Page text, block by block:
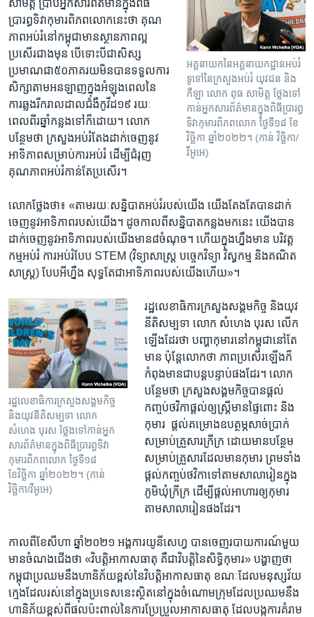
អគ្គនាយក​នៃ​អគ្គនាយកដ្ឋាន​អប់រំ​
ទូទៅ​នៃ​ក្រសួង​អប់រំ​ យុវជន និង​
កីឡា លោក ពុធ សាមិត្ត ថ្លែង​ទៅ​
កាន់​អ្នកសារព័ត៌មាន​ក្នុង​ពិធី​ប្រារព្ធ​
ទិវា​កុមារ​ពិភពលោក ថ្ងៃទី​១៨ ខែ​
វិច្ឆិកា ឆ្នាំ​២០២២។ (កាន់ វិច្ឆិកា/
វីអូអេ)
សាមិត្ត ប្រាប់​អ្នក​សារព័ត៌មានក្នុង​ពិធី
ប្រារព្ធ​ទិវា​កុមារ​ពិភព​លោកនេះ​ថា គុណ
ភាពអប់រំ​នៅ​កម្ពុជា​មាន​ស្ថានភាព​ល្អ​
ប្រសើរ​ជាង​មុន បើទោះ​បី​ជា​សិស្ស​
ប្រមាណ​ជា​៥០​ភាគ​រយ​មិនបាន​ទទួល​ការ​
សិក្សា​តាម​អនឡាញ​ក្នុង​អំឡុង​ពេល​នៃ​
ការ​ឆ្លងរីក​រាល​ដាល​ជំងឺ​កូវីដ​១៩ រយៈ
ពេល​ពីរ​ឆ្នាំ​កន្លង​ទៅ​ក៏​ដោយ។​ លោក​
បន្ថែម​ថា ក្រសួង​អប់រំ​តែង​ដាក់​ចេញនូវ​
អាទិភាព​សម្រាប់​ការអប់រំ ដើម្បី​ជំរុញ​
គុណភាព​អប់រំ​កាន់​តែប្រសើរ។
លោក​ថ្លែង​ថា៖ «តាមរយៈ​សន្និបាត​អប់រំ​របស់​យើង យើង​តែងតែ​បានដាក់​
ចេញ​នូវ​អាទិភាព​របស់​យើង។​ ដូច​កាល​ពីសន្និបាត​កន្លង​មក​នេះ​ យើង​បាន​
ដាក់​ចេញ​នូវ​អាទិភាព​របស់​យើងមាន​៨​ចំណុច។ ហើយ​ក្នុង​ហ្នឹង​មាន​ បរិវត្ត
កម្ម​អប់រំ​ ការ​អប់រំ​បែប​ STEM (វិទ្យាសាស្រ្ត បច្ចេកវិទ្យា វិស្វកម្ម និង​គណិត
សាស្រ្ត) បែប​អីហ្នឹង សុទ្ធ​តែ​ជាអាទិភាព​របស់​យើង​ហើយ»។
រដ្ឋលេខាធិការ​ក្រសួង​សង្គម​កិច្ច
និង​យុវនីតិសម្បទា លោក​
សំហេង បុរស ថ្លែង​ទៅ​កាន់​អ្នក
សារព័ត៌មាន​ក្នុង​ពិធី​ប្រារព្ធ​ទិវា
កុមារ​ពិភព​លោក ថ្ងៃទី​១៨
ខែវិច្ឆិកា ឆ្នាំ​២០២២។ (កាន់
វិច្ឆិកា/វីអូអេ)
រដ្ឋលេខាធិការ​ក្រសួង​សង្គម​កិច្ច និង​យុវ
នីតិសម្បទា លោក​ សំហេង បុរស លើក
ឡើង​ដែរថា បញ្ហា​កុមារ​នៅ​កម្ពុជា​នៅ​តែ
មាន ប៉ុន្តែ​លោក​ថា ភាព​ប្រសើរ​ឡើង​ក៏​
កំពុង​មាន​ជា​បន្ត​បន្ទាប់​ផង​ដែរ។ លោក​
បន្ថែម​ថា ក្រសួង​សង្គម​កិច្ច​បាន​ផ្តល់​
កញ្ចប់​ថវិកា​ផ្តល់​ឲ្យ​ស្រ្តីមាន​ផ្ទៃពោះ និង
កុមារ ​ ​ផ្តល់​គម្រោង​ឧបត្ថម្ភ​សាច់​ប្រាក់​
សម្រាប់​គ្រួសារក្រីក្រ ​ដោយ​មាន​បន្ថែម​
សម្រាប់​គ្រួសារ​ដែល​មាន​កុមារ​ ព្រមទាំង
ផ្តល់​កញ្ចប់​ថវិកា​ទៅ​តាម​សាលារៀនក្នុង
ភូមិ​ឃុំក្រីក្រ ​ដើម្បីផ្តល់​អាហារ​ឲ្យ​កុមារ​
តាម​សាលារៀនផងដែរ។​
កាលពី​ខែ​សីហា ឆ្នាំ​២០២១ អង្គការ​យូនីសេហ្វ បាន​ចេញ​របាយការណ៍​មួយ​
មាន​ចំណង​ជើង​ថា ​«វិបត្តិ​អាកាសធាតុ គឺ​ជា​វិបត្តិ​នៃ​សិទ្ធិ​កុមារ» ​បង្ហាញ​ថា
កម្ពុជា​ប្រឈម​នឹង​ហានិភ័យ​ខ្ពស់​នៃ​វិបត្តិ​អាកាសធាតុ ខណៈដែល​មនុស្ស​វ័យ​
ក្មេង​ដែល​រស់​នៅ​ក្នុង​ប្រទេស​នេះស្ថិត​នៅ​ក្នុង​ចំណោម​ក្រុម​ដែល​ប្រឈម​នឹង​
ហានិភ័យ​ខ្ពស់​ពី​ផល​ប៉ះ​ពាល់​នៃ​ការ​ប្រែ​ប្រួល​អាកាស​ធាតុ ដែល​បង្ក​ការ​គំរាម​